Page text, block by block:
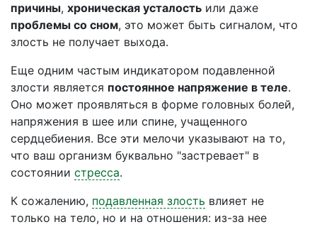
причины, хроническая усталость или даже
проблемы со сном, это может быть сигналом, что
злость не получает выхода.
Еще одним частым индикатором подавленной
злости является постоянное напряжение в теле.
Оно может проявляться в форме головных болей,
напряжения в шее или спине, учащенного
сердцебиения. Все эти мелочи указывают на то,
что ваш организм буквально "застревает" в
состоянии стресса.
К сожалению, подавленная злость влияет не
только на тело, но и на отношения: из-за нее